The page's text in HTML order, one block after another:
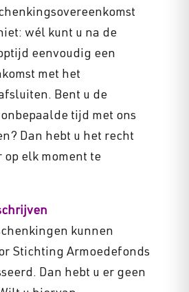
wél kunt u na de
eenvoudig een
met het
Bent u de
tijd met ons
Dan hebt u het recht
op elk moment te
kunnen
Stichting Armoedefonds
Dan hebt u er geen